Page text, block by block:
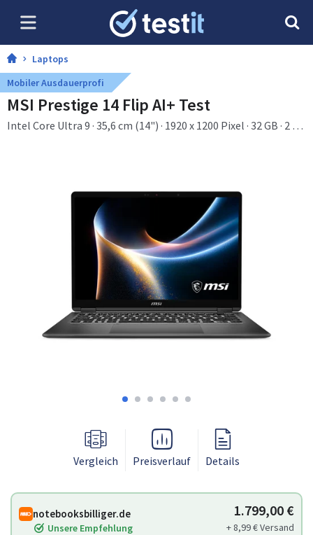
Laptops
Mobiler Ausdauerprofi
MSI Prestige 14 Flip AI+ Test
Intel Core Ultra 9 · 35,6 cm (14") · 1920 x 1200 Pixel · 32 GB · 2 TB
Vergleich Preisverlauf Details
notebooksbilliger.de
Unsere Empfehlung
1.799,00 €
+ 8,99 € Versand